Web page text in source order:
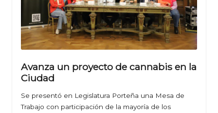
Avanza un proyecto de cannabis en la
Ciudad
Se presentó en Legislatura Porteña una Mesa de
Trabajo con participación de la mayoría de los